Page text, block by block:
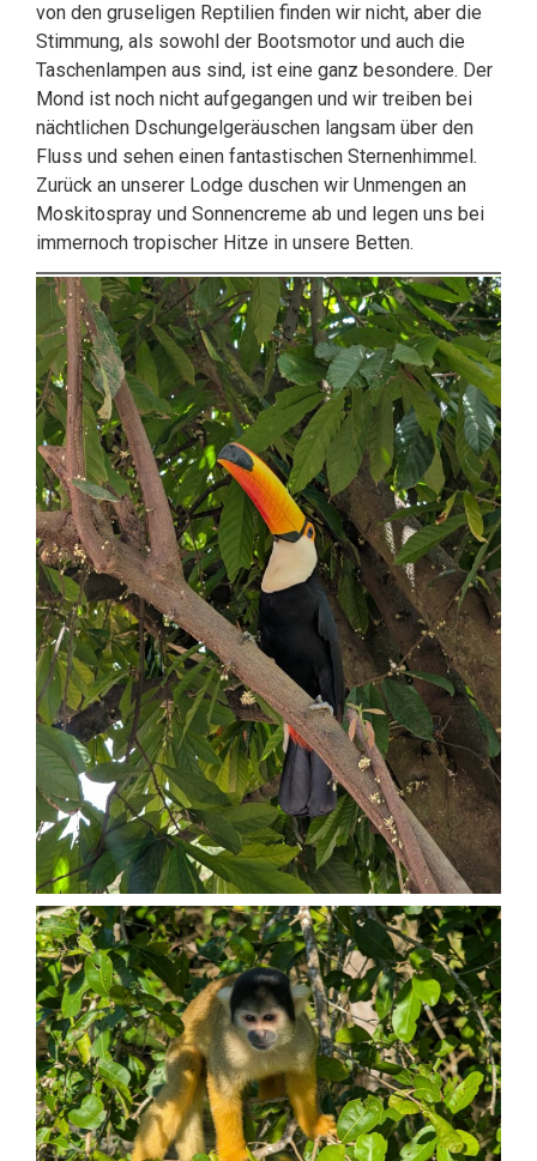
von den gruseligen Reptilien finden wir nicht, aber die
Stimmung, als sowohl der Bootsmotor und auch die
Taschenlampen aus sind, ist eine ganz besondere. Der
Mond ist noch nicht aufgegangen und wir treiben bei
nächtlichen Dschungelgeräuschen langsam über den
Fluss und sehen einen fantastischen Sternenhimmel.
Zurück an unserer Lodge duschen wir Unmengen an
Moskitospray und Sonnencreme ab und legen uns bei
immernoch tropischer Hitze in unsere Betten.